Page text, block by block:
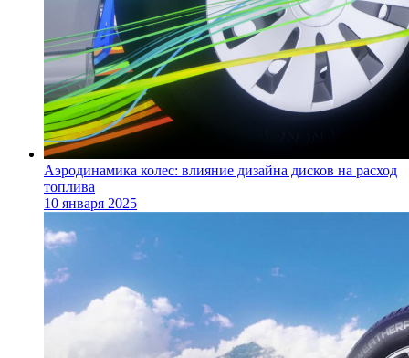
Аэродинамика колес: влияние дизайна дисков на расход
топлива
10 января 2025